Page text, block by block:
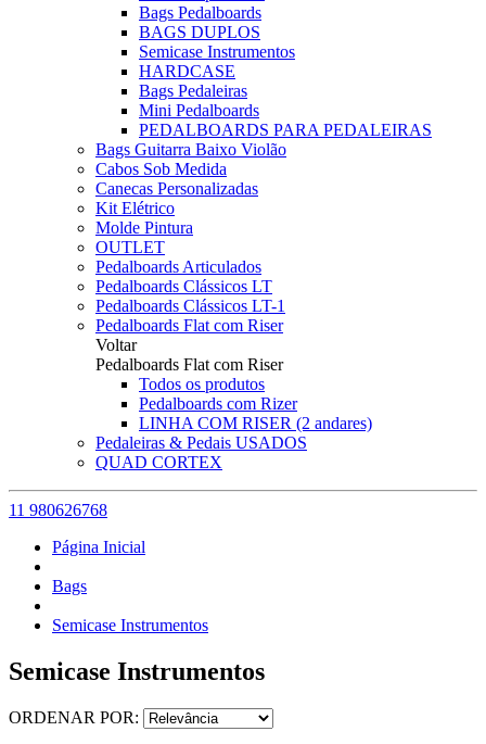
Bags Pedalboards
BAGS DUPLOS
Semicase Instrumentos
HARDCASE
Bags Pedaleiras
Mini Pedalboards
PEDALBOARDS PARA PEDALEIRAS
Bags Guitarra Baixo Violão
Cabos Sob Medida
Canecas Personalizadas
Kit Elétrico
Molde Pintura
OUTLET
Pedalboards Articulados
Pedalboards Clássicos LT
Pedalboards Clássicos LT-1
Pedalboards Flat com Riser
Voltar
Pedalboards Flat com Riser
Todos os produtos
Pedalboards com Rizer
LINHA COM RISER (2 andares)
Pedaleiras & Pedais USADOS
QUAD CORTEX
11 980626768
Página Inicial
Bags
Semicase Instrumentos
Semicase Instrumentos
ORDENAR POR: